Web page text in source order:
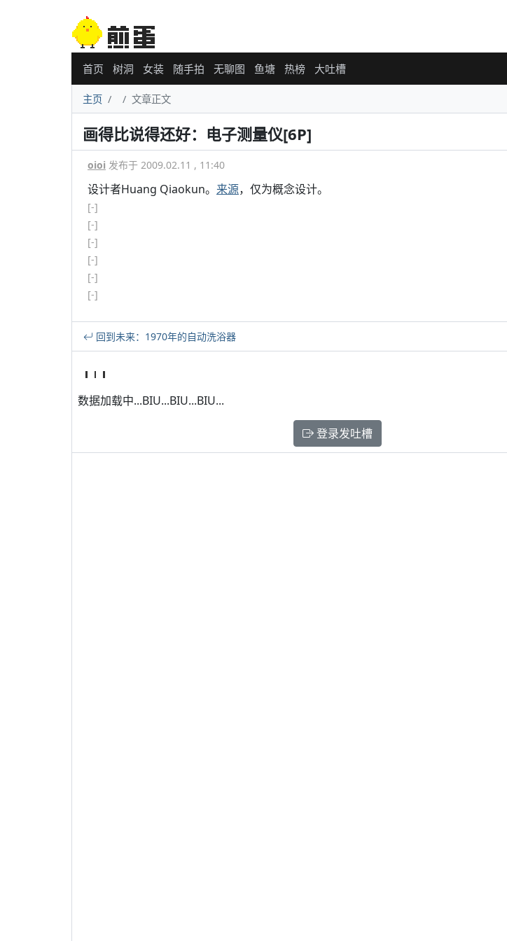
首页 树洞 女装 随手拍 无聊图 鱼塘 热榜 大吐槽
主页 文章正文
画得比说得还好：电子测量仪[6P]
oioi 发布于 2009.02.11 , 11:40
设计者Huang Qiaokun。 来源，仅为概念设计。
[-]
[-]
[-]
[-]
[-]
[-]
回到未来：1970年的自动洗浴器
数据加载中...BIU...BIU...BIU...
登录发吐槽